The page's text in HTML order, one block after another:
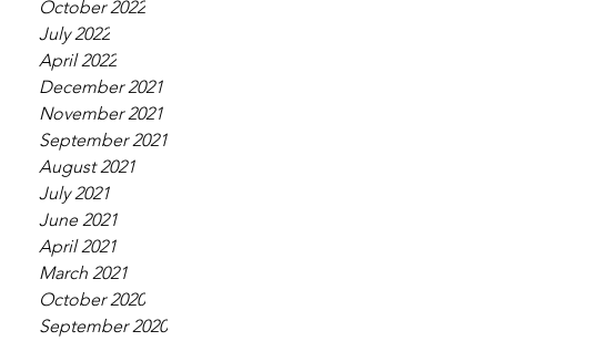
October 2022
July 2022
April 2022
December 2021
November 2021
September 2021
August 2021
July 2021
June 2021
April 2021
March 2021
October 2020
September 2020